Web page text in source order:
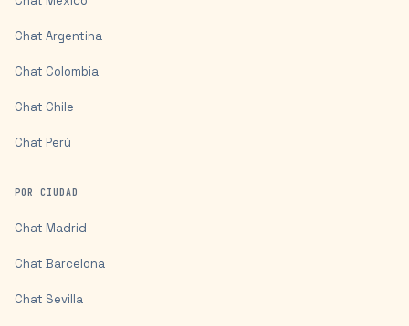
Chat Argentina
Chat Colombia
Chat Chile
Chat Perú
POR CIUDAD
Chat Madrid
Chat Barcelona
Chat Sevilla